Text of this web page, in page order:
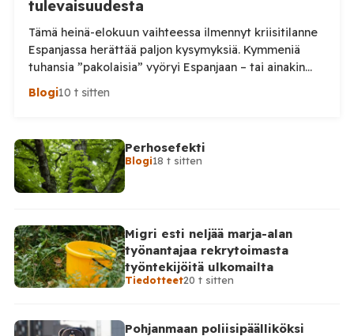
tulevaisuudesta
Tämä heinä-elokuun vaihteessa ilmennyt kriisitilanne
Espanjassa herättää paljon kysymyksiä. Kymmeniä
tuhansia ”pakolaisia” vyöryi Espanjaan – tai ainakin
tuhansia, kun en aivan tarkkaa tilannetta tiedä.
Viimeisin tieto, jonka näin oli perjantai-illalta
Tämä voi olla yläkanttiin, mutta kuitenkin todella
suuri määrä. (Tosin tilanne on jo ilmeisimmin ohi,
mutta koskaan […]
Blogi10 t sitten
Perhosefekti
Blogi18 t sitten
Migri esti neljää marja-alan
työnantajaa rekrytoimasta
työntekijöitä ulkomailta
Tiedotteet20 t sitten
Pohjanmaan poliisipäälliköksi